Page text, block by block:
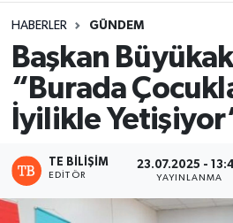
HABERLER GÜNDEM
Başkan
“Burada
İyilikle
TE BILIŞIM
EDITÖR
23.07.2025 -
YAYINLANMA
Trafik Durumu
Süper Lig Puan Durumu ve
Tüm Manşetler
Son Dakika Haberleri
Haber Arşivi